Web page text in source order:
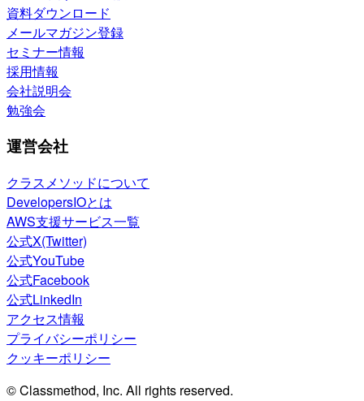
資料ダウンロード
メールマガジン登録
セミナー情報
採用情報
会社説明会
勉強会
運営会社
クラスメソッドについて
DevelopersIOとは
AWS支援サービス一覧
公式X(Twitter)
公式YouTube
公式Facebook
公式LinkedIn
アクセス情報
プライバシーポリシー
クッキーポリシー
© Classmethod, Inc. All rights reserved.